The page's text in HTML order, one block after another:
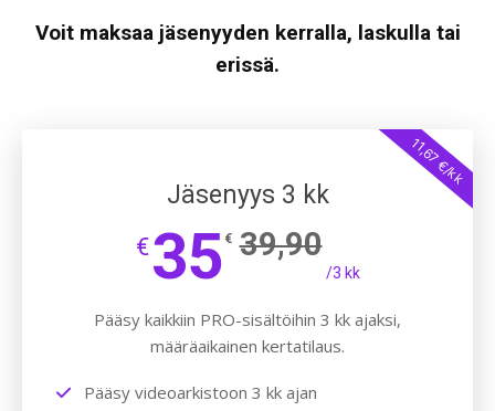
Voit maksaa jäsenyyden kerralla, laskulla tai
erissä.
11,67 €/kk
Jäsenyys 3 kk
€35 € 39,90
/3 kk
Pääsy kaikkiin PRO-sisältöihin 3 kk ajaksi,
määräaikainen kertatilaus.
Pääsy videoarkistoon 3 kk ajan